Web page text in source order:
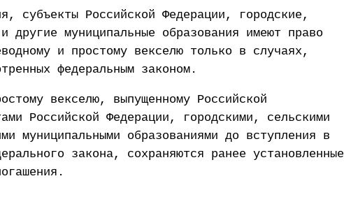
субъекты Российской Федерации, городские,
другие муниципальные образования имеют право
и простому векселю только в случаях,
федеральным законом.
векселю, выпущенному Российской
Российской Федерации, городскими, сельскими
муниципальными образованиями до вступления в
закона, сохраняются ранее установленные